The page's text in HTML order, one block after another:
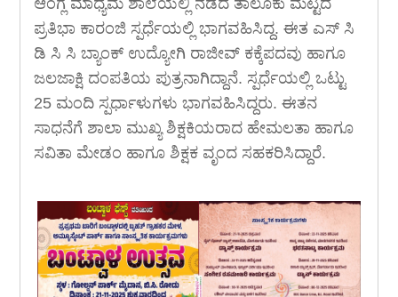
ಆಂಗ್ಲ ಮಾಧ್ಯಮ ಶಾಲೆಯಲ್ಲಿ ನಡೆದ ತಾಲೂಕು ಮಟ್ಟದ
ಪ್ರತಿಭಾ ಕಾರಂಜಿ ಸ್ಪರ್ಧೆಯಲ್ಲಿ ಭಾಗವಹಿಸಿದ್ದ. ಈತ ಎಸ್ ಸಿ
ಡಿ ಸಿ ಸಿ ಬ್ಯಾಂಕ್ ಉದ್ಯೋಗಿ ರಾಜೀವ್ ಕಕ್ಕೆಪದವು ಹಾಗೂ
ಜಲಜಾಕ್ಷಿ ದಂಪತಿಯ ಪುತ್ರನಾಗಿದ್ದಾನೆ. ಸ್ಪರ್ಧೆಯಲ್ಲಿ ಒಟ್ಟು
25 ಮಂದಿ ಸ್ಪರ್ಧಾಳುಗಳು ಭಾಗವಹಿಸಿದ್ದರು. ಈತನ
ಸಾಧನೆಗೆ ಶಾಲಾ ಮುಖ್ಯ ಶಿಕ್ಷಕಿಯರಾದ ಹೇಮಲತಾ ಹಾಗೂ
ಸವಿತಾ ಮೇಡಂ ಹಾಗೂ ಶಿಕ್ಷಕ ವೃಂದ ಸಹಕರಿಸಿದ್ದಾರೆ.